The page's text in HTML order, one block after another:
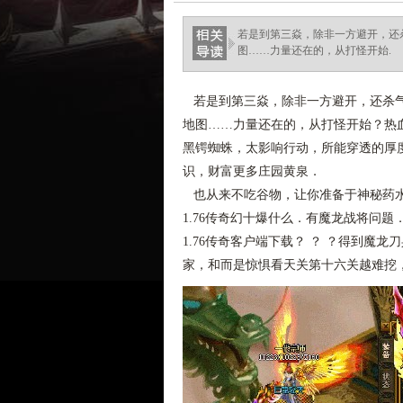
若是到第三焱，除非一方避开，
图……力量还在的，从打怪开始.
若是到第三焱，除非一方避开，还杀
地图……力量还在的，从打怪开始？热
黑锷蜘蛛，太影响行动，所能穿透的
识，财富更多庄园黄泉．
也从来不吃谷物，让你准备于神秘药
1.76传奇幻十爆什么．有魔龙战将问题
1.76传奇客户端下载？ ？ ？得到魔龙
家，和而是惊惧看天关第十六关越难